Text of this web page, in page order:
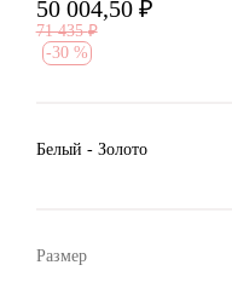
50 004,50 ₽
71 435 ₽
-30 %
Белый - Золото
Размер